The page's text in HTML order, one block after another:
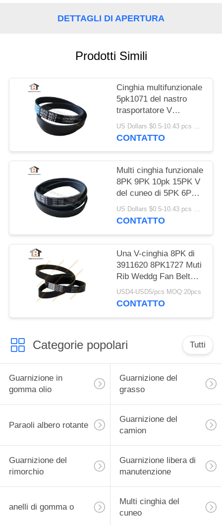
DETTAGLI DI APERTURA
Prodotti Simili
Cinghia multifunzionale
5pk1071 del nastro
trasportatore V
dell'OEM D5010224370
US Dollars $0.5-10.43 pcs MOQ:50 pezzi
CONTATTO
Multi cinghia funzionale
8PK 9PK 10pk 15PK V
del cuneo di 5PK 6PK -
cinghia
US Dollars $0.5-10.43 pcs MOQ:50 pezzi
CONTATTO
Una V-cinghia 8PK di
3911620 8PK1727 Muti
Rib Weddg Fan Belt
For Cummins Engine
USD4-USD5/pcs MOQ:20pcs
CONTATTO
Categorie popolari Tutti
Guarnizione in
gomma olio
Guarnizione del
grasso
Paraoli albero rotante
Guarnizione del
camion
Guarnizione del
rimorchio
Guarnizione libera di
manutenzione
anelli di gomma o
Multi cinghia del
cuneo